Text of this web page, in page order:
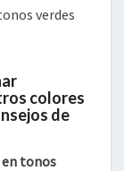
verdes
colores
de
tonos